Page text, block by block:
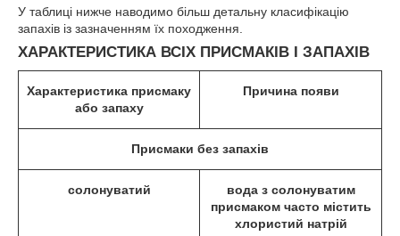
У таблиці нижче наводимо більш детальну класифікацію
запахів із зазначенням їх походження.
ХАРАКТЕРИСТИКА ВСІХ ПРИСМАКІВ І ЗАПАХІВ
Характеристика присмаку
або запаху
Причина появи
Присмаки без запахів
солонуватий
вода з солонуватим
присмаком часто містить
хлористий натрій